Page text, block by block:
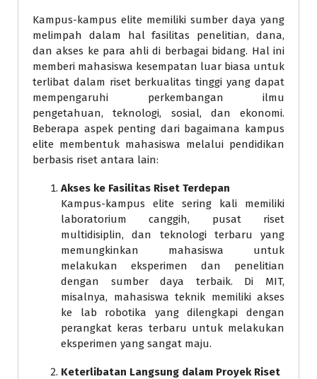
Kampus-kampus elite memiliki sumber daya yang
melimpah dalam hal fasilitas penelitian, dana,
dan akses ke para ahli di berbagai bidang. Hal ini
memberi mahasiswa kesempatan luar biasa untuk
terlibat dalam riset berkualitas tinggi yang dapat
mempengaruhi perkembangan ilmu
pengetahuan, teknologi, sosial, dan ekonomi.
Beberapa aspek penting dari bagaimana kampus
elite membentuk mahasiswa melalui pendidikan
berbasis riset antara lain:
Akses ke Fasilitas Riset Terdepan
Kampus-kampus elite sering kali memiliki
laboratorium canggih, pusat riset
multidisiplin, dan teknologi terbaru yang
memungkinkan mahasiswa untuk
melakukan eksperimen dan penelitian
dengan sumber daya terbaik. Di MIT,
misalnya, mahasiswa teknik memiliki akses
ke lab robotika yang dilengkapi dengan
perangkat keras terbaru untuk melakukan
eksperimen yang sangat maju.
Keterlibatan Langsung dalam Proyek Riset